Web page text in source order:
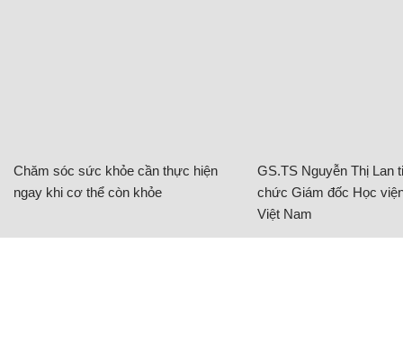
Chăm sóc sức khỏe cần thực hiện
ngay khi cơ thể còn khỏe
GS.TS Nguyễn Thị Lan
chức Giám đốc Học
Việt Nam